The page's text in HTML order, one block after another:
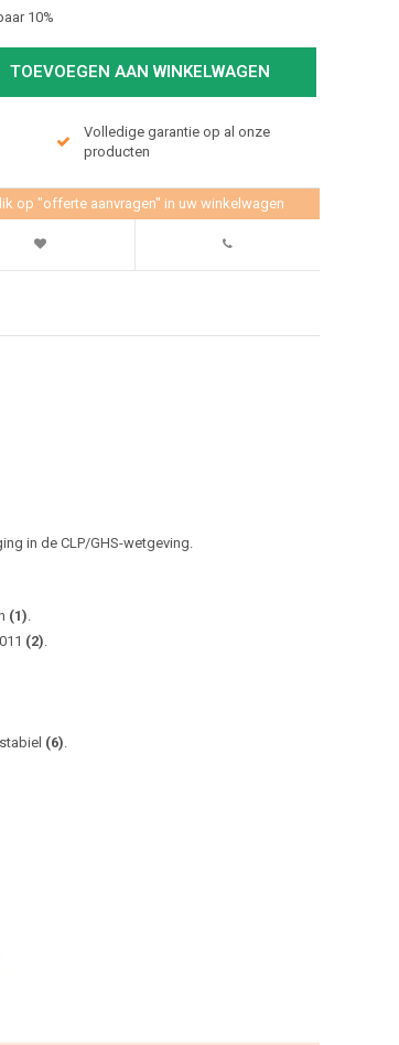
10%
TOEVOEGEN AAN WINKELWAGEN
Volledige garantie op al onze
producten
op "offerte aanvragen" in uw winkelwagen
in de CLP/GHS-wetgeving.
(1)
(2)
(6)